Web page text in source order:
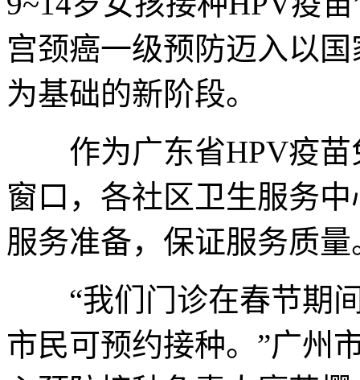
宫颈癌一级预防迈入以
为基础的新阶段。
作为广东省HPV疫苗
窗口，各社区卫生服务
服务准备，保证服务质量
“我们门诊在春节期间
市民可预约接种。”广州